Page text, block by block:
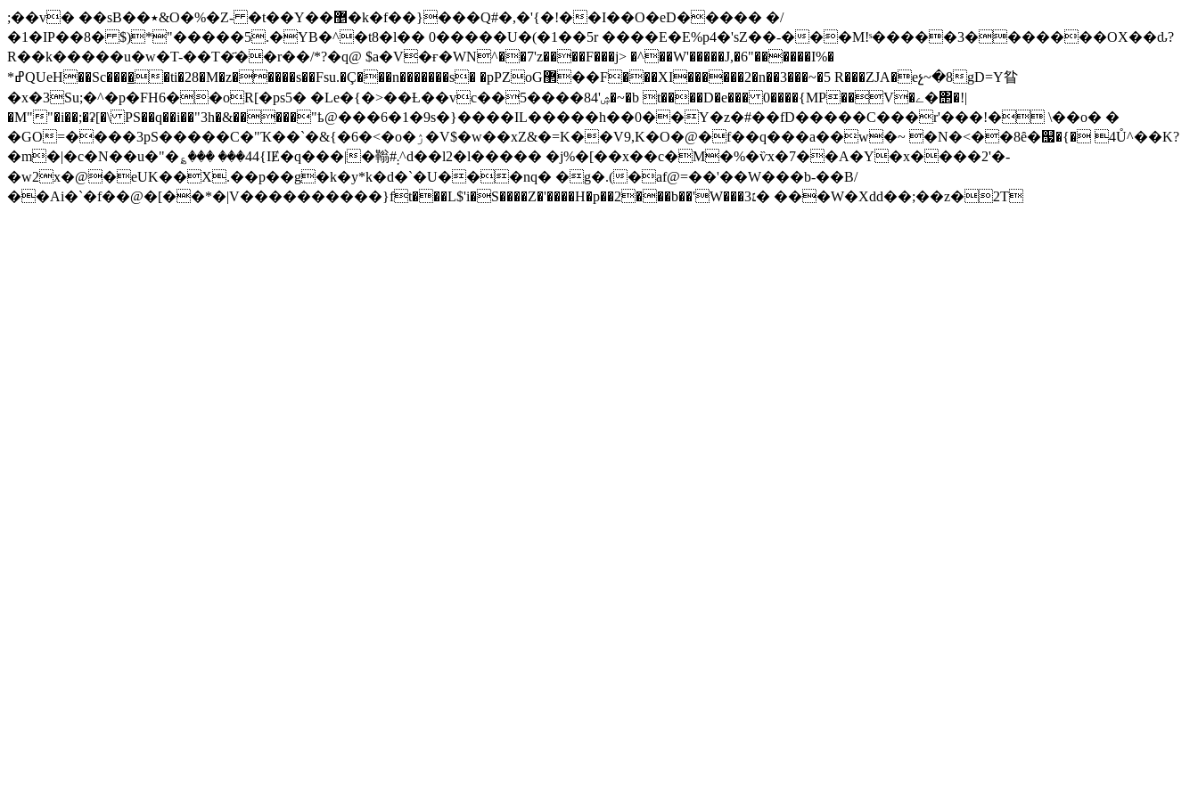
;��v� ��sB��٭&O�%�Z- �t��Y��޵�k�f��}���Q#�,�'{�!��I��O�eD����� �/
�1�IP��8� $)*"�����5.�YB�^�t8�l�� 0�����U�(�1��5r ����E�E%p4�'sZ��-���M!ˢ�����3�������OX��ԃ?
R��k�����u�w�T-��T�҃��r��/*?�q@ $a�V�ғ�WN^��7'z����F���j> �^��W'�����J,�6"������I%�
*ߝQUeH��Sc����̲�ti�28�M�z�����s��Fsu.�Ç���n�������s� �pPZoG޲��F���XI������2�n��3���~�5 R���ZJA�eչ~�8gD=Y䀤
�x�3Su;�^�p�FH6��oR[�ps5� �Le�{�>��Ƚ��vc��ۺ'84����5�~�b t����D�e��� 0����{MP��V�ے�΢�!|
�M""�i��;�ʡ[�\ PS��q��i��"3h�&�����"ҍ@���6�1�9s�}����IL�����h��0��Y�z�#��fD�����C���r'���!� \��o� �
�GO=����3pS�����C�"Ҡ��`�&{�6�<�o�ۯ�V$�w��xZ&�=K��V9,K�O�@�f��q���a��w�~ �N�<��8ȇ�஧�{� 4Ů^��K?
�m�|�c�N��u�"�؏��� ���44{IɆ�q���|�䩺#܄^d��l2�l����� �j%�[��x��c�M�%�ѷx�7��A�Y�x����2'�-
�w2x�@�eUK��X.��p��g�k�y*k�d�`�U���nq� �g�.(�af@=��'��W���b-��B/
��Ai�`�f��@�[��*�|V����������}ft���L$'i�S����Z�'����H�p��2���b��'W���׆3� ���W�Xdd��;��z�2T